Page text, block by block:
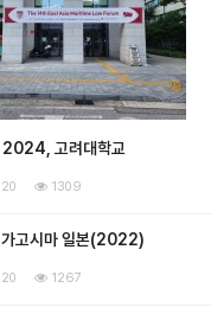
고려대학교
1309
고시마 일본(2022)
1267